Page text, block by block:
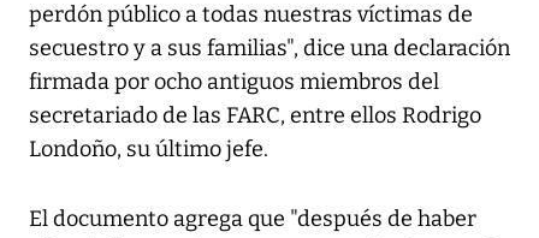
perdón público a todas nuestras víctimas de
secuestro y a sus familias", dice una declaración
firmada por ocho antiguos miembros del
secretariado de las FARC, entre ellos Rodrigo
Londoño, su último jefe.
El documento agrega que "después de haber